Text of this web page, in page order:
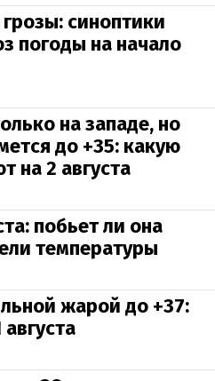
синоптики
погоды на начало
на западе, но
до +35: какую
на 2 августа
побьет ли она
температуры
жарой до +37: